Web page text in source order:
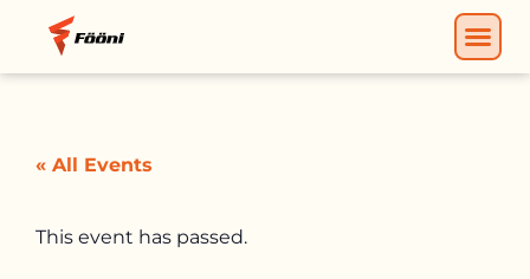
« All Events
This event has passed.